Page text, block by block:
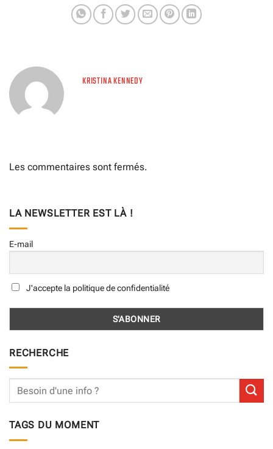
KRISTINA KENNEDY
Les commentaires sont fermés.
LA NEWSLETTER EST LÀ !
E-mail
J'accepte la politique de confidentialité
RECHERCHE
TAGS DU MOMENT